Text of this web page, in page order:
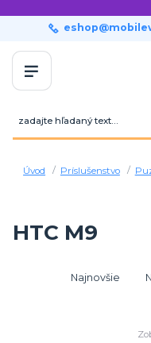
Úvod Príslušenstvo
HTC M9
Najnovšie